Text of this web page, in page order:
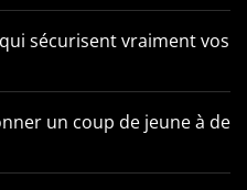
sécurisent vraiment vos
un coup de jeune à de